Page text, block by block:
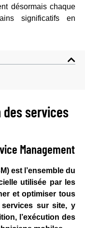
désormais chaque
significatifs en
des services
Management
est l’ensemble du
utilisée par les
et optimiser tous
sur site, y
l’exécution des